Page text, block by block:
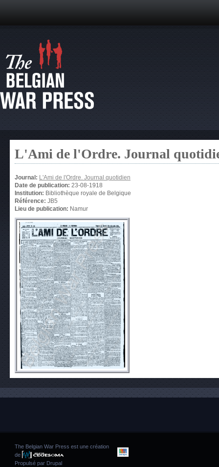
L'Ami de l'Ordre. Journal
Journal: L'Ami de l'Ordre. Journal quotidien
Date de publication: 23-08-1918
Institution: Bibliothèque royale de Belgique
Référence: JB5
Lieu de publication: Namur
The Belgian War Press est une création
de
Propulsé par Drupal